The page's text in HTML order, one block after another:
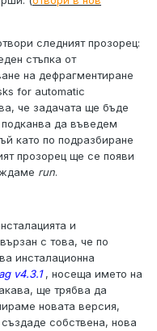
следният прозорец:
стъпка от
на дефрагментиране
for automatic
че задачата ще бъде
подканва да въведем
като по подразбиране
прозорец ще се появи
run.
и
с това, че по
инсталационна
v4.3.1 , носеща името на
ще трябва да
новата версия,
собствена, нова